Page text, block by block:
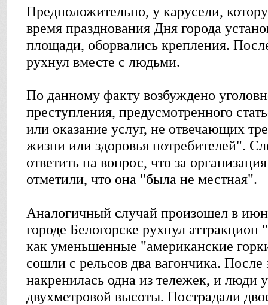
Предположительно, у карусели,
время празднования Дня города
площади, оборвались крепления.
рухнул вместе с людьми.
По данному факту возбуждено
преступления, предусмотренного
или оказание услуг, не отвечающих
жизни или здоровья потребителей".
ответить на вопрос, что за
отметили, что она "была не местная".
Аналогичный случай произошел в
городе Белогорске рухнул
как уменьшенные "американские
сошли с рельсов два вагончика. После
накренилась одна из тележек, и люди
двухметровой высоты. Пострадали